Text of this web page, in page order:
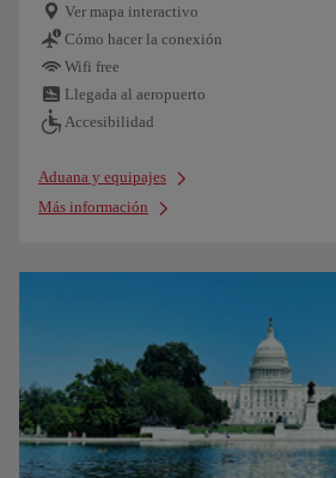
Ver mapa interactivo
Cómo hacer la conexión
Wifi free
Llegada al aeropuerto
Accesibilidad
Aduana y equipajes
Más información